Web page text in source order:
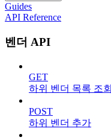
Guides
API Reference
벤더 API
GET
하위 벤더 목록 조회
POST
하위 벤더 추가